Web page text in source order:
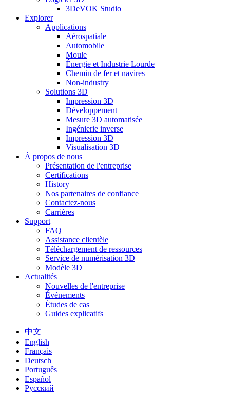
3DeVOK Studio
Explorer
Applications
Aérospatiale
Automobile
Moule
Énergie et Industrie Lourde
Chemin de fer et navires
Non-industry
Solutions 3D
Impression 3D
Développement
Mesure 3D automatisée
Ingénierie inverse
Impression 3D
Visualisation 3D
À propos de nous
Présentation de l'entreprise
Certifications
History
Nos partenaires de confiance
Contactez-nous
Carrières
Support
FAQ
Assistance clientèle
Téléchargement de ressources
Service de numérisation 3D
Modèle 3D
Actualités
Nouvelles de l'entreprise
Événements
Études de cas
Guides explicatifs
中文
English
Français
Deutsch
Português
Español
Русский